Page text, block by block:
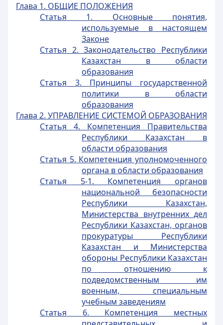
Глава 1. ОБЩИЕ ПОЛОЖЕНИЯ
Статья 1. Основные понятия,
используемые в настоящем
Законе
Статья 2. Законодательство Республики
Казахстан в области
образования
Статья 3. Принципы государственной
политики в области
образования
Глава 2. УПРАВЛЕНИЕ СИСТЕМОЙ ОБРАЗОВАНИЯ
Статья 4. Компетенция Правительства
Республики Казахстан в
области образования
Статья 5. Компетенция уполномоченного
органа в области образования
Статья 5-1. Компетенция органов
национальной безопасности
Республики Казахстан,
Министерства внутренних дел
Республики Казахстан, органов
прокуратуры Республики
Казахстан и Министерства
обороны Республики Казахстан
по отношению к
подведомственным им
военным, специальным
учебным заведениям
Статья 6. Компетенция местных